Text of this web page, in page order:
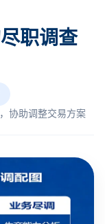
职调查
协助调整交易方案